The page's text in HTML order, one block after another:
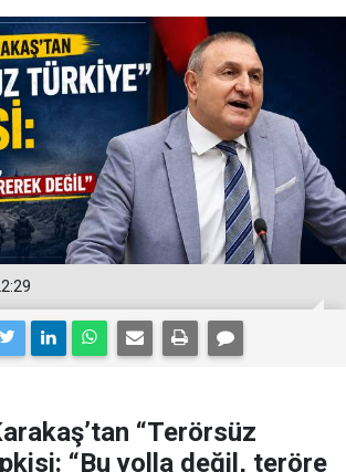
“Terörsüz
“Bu yolla değil, teröre